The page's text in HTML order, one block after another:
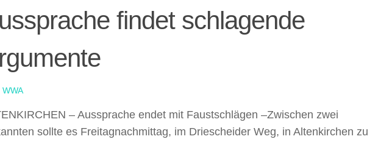
findet schlagende
WWA
– Aussprache endet mit Faustschlägen –Zwischen zwei
sollte es Freitagnachmittag, im Driescheider Weg, in Altenkirchen zu